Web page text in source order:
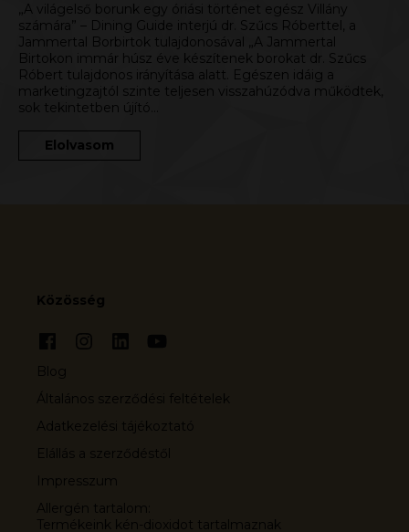
„A világelső borunk egy óriási történet egész Villány
számára” – Dining Guide interjú dr. Szűcs Róberttel, a
Jammertal Borbirtok tulajdonosával „A Jammertal
Birtokon immár húsz éve készítenek borokat dr. Szűcs
Róbert tulajdonos irányítása alatt. Egészen idáig a
marketingzajtól szinte teljesen visszahúzódva működtek,
sok tekintetben újító…
Elolvasom
Közösség
Blog
Általános szerződési feltételek
Adatkezelési tájékoztató
Elállás a szerződéstől
Impresszum
Allergén tartalom:
Termékeink kén-dioxidot tartalmaznak